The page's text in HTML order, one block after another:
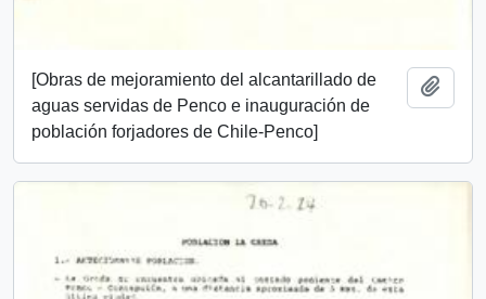
[Obras de mejoramiento del alcantarillado de
aguas servidas de Penco e inauguración de
población forjadores de Chile-Penco]